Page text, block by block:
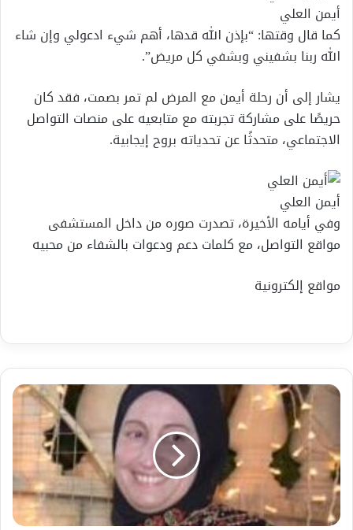
أيمن العلي
كما قال وقتها: “بإذن الله قدها، أهم شيء ادعولي وإن شاء
الله ربنا بشفيني وبشفي كل مريض”.
يشار إلى أن رحلة أيمن مع المرض لم تمر بصمت، فقد كان
حريصًا على مشاركة تجربته مع متابعيه على منصات التواصل
الاجتماعي، متحدثًا عن تحدياته بروح إيجابية.
أيمن العلي
وفي أيامه الأخيرة، تصدرت صوره من داخل المستشفى
مواقع التواصل، مع كلمات دعم ودعوات بالشفاء من محبيه
مواقع إلكترونية
خواطر
ازدهار
عبدالحليم